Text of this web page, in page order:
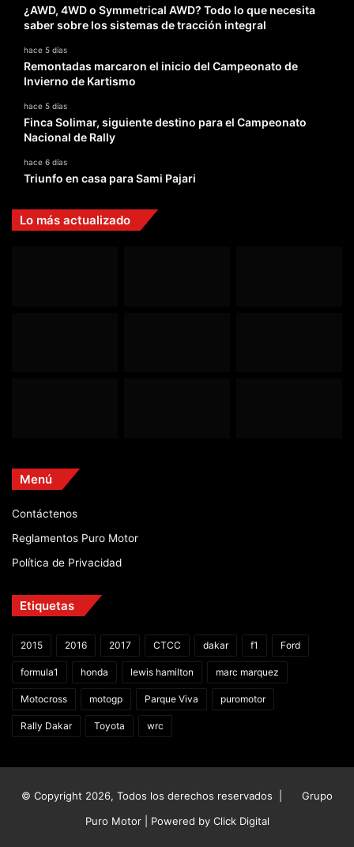
¿AWD, 4WD o Symmetrical AWD? Todo lo que necesita
saber sobre los sistemas de tracción integral
hace 5 días
Remontadas marcaron el inicio del Campeonato de
Invierno de Kartismo
hace 5 días
Finca Solimar, siguiente destino para el Campeonato
Nacional de Rally
hace 6 días
Triunfo en casa para Sami Pajari
Lo más actualizado
Menú
Contáctenos
Reglamentos Puro Motor
Política de Privacidad
Etiquetas
2015 2016 2017 CTCC dakar f1 Ford
formula1 honda lewis hamilton marc marquez
Motocross motogp Parque Viva puromotor
Rally Dakar Toyota wrc
© Copyright 2026, Todos los derechos reservados |
Grupo
Puro Motor | Powered by Click Digital